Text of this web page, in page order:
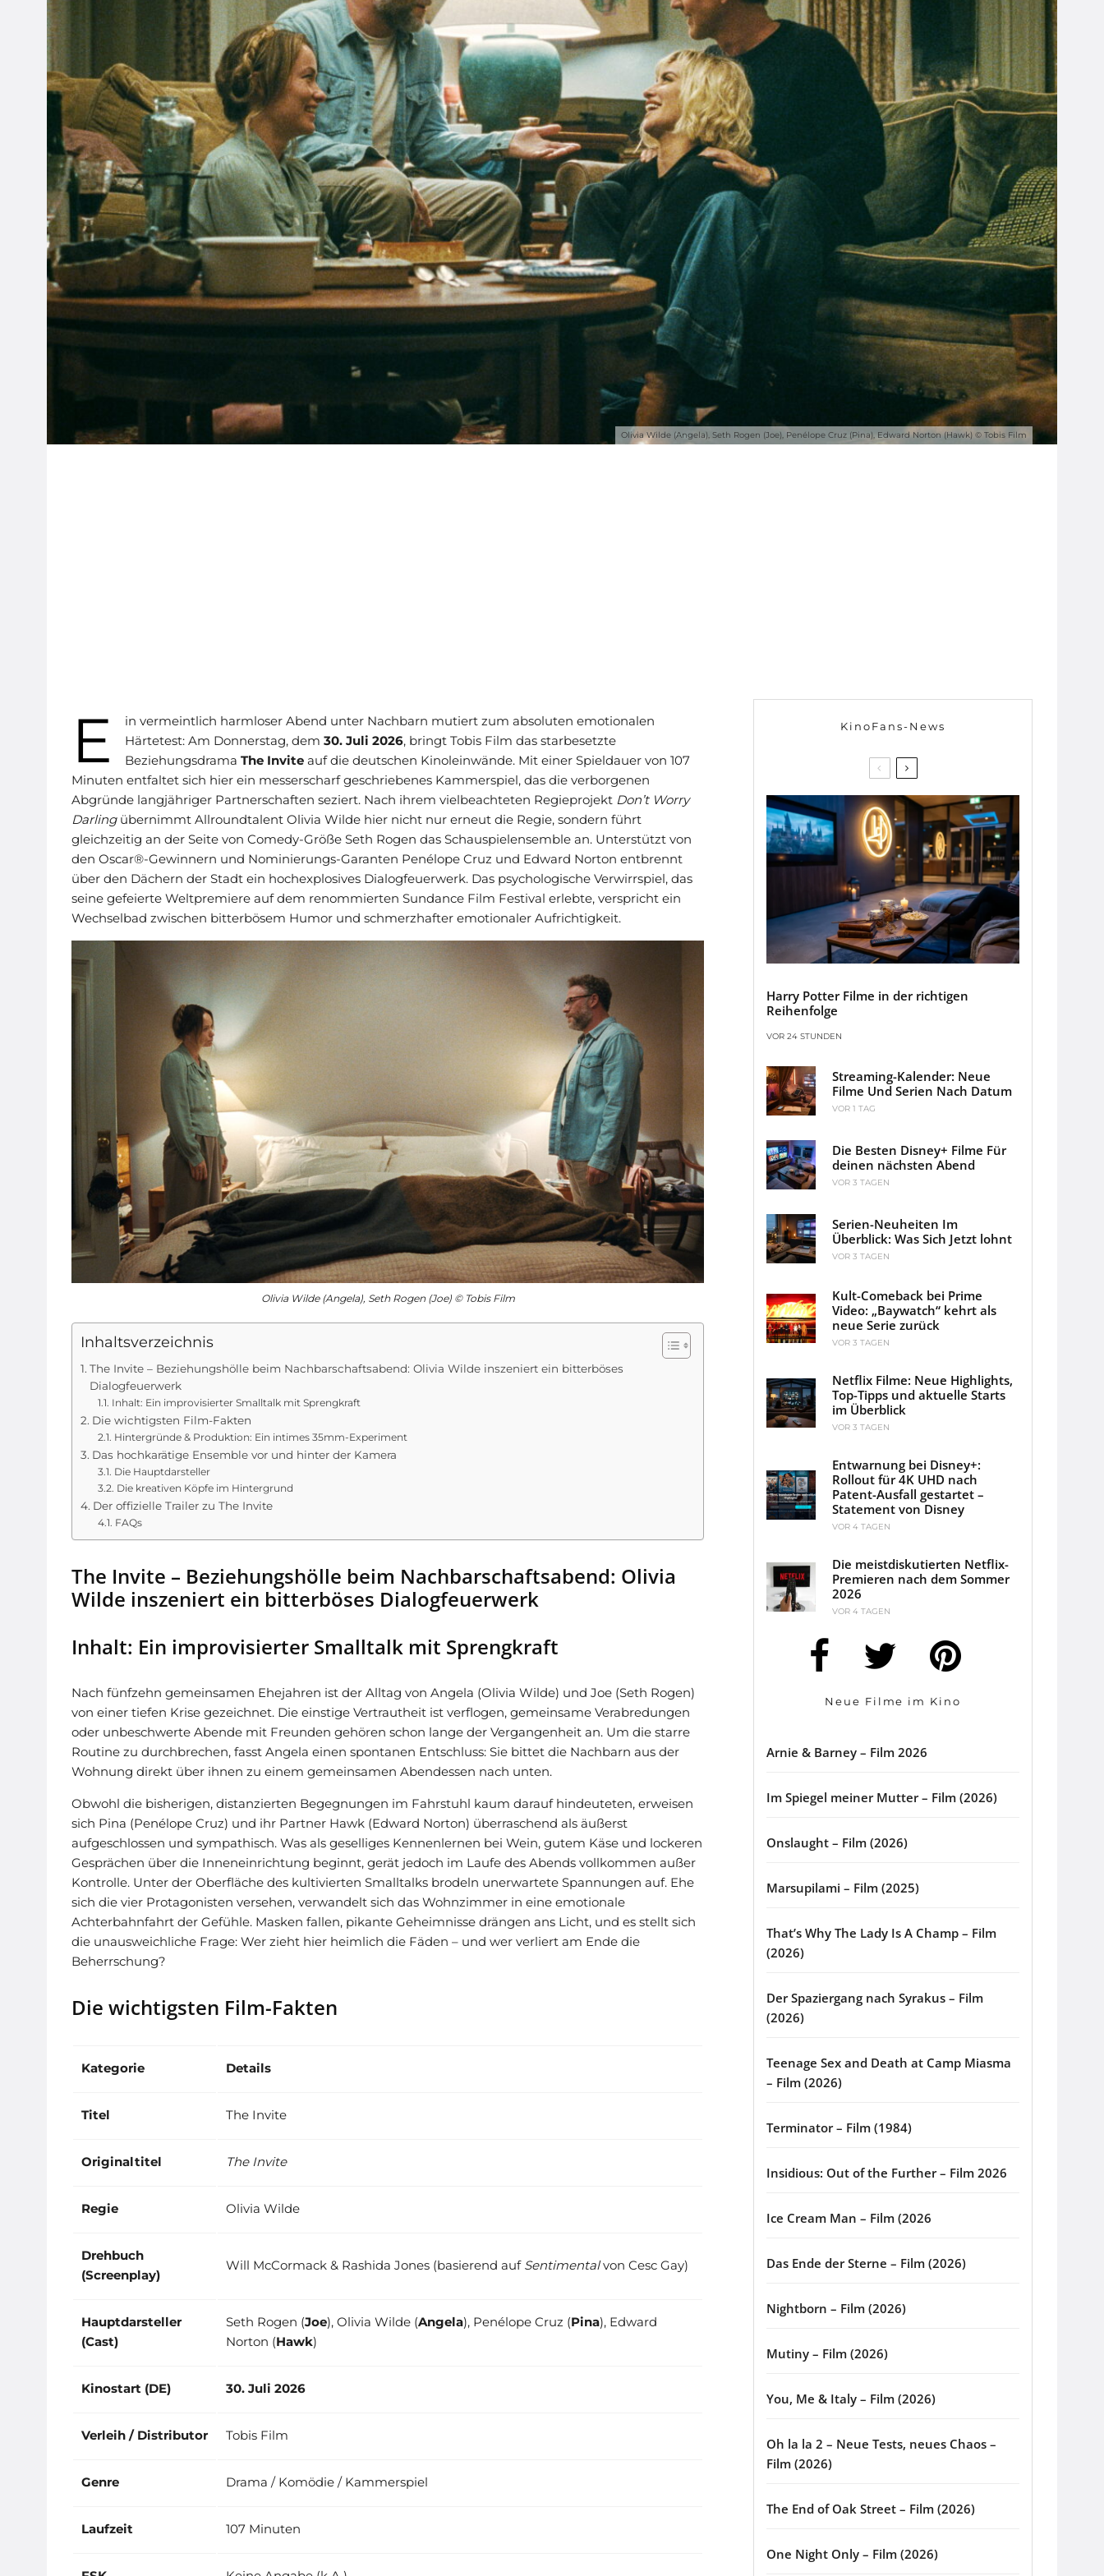
Olivia Wilde (Angela), Seth Rogen (Joe), Penélope Cruz (Pina), Edward Norton (Hawk) © Tobis Film
E
in vermeintlich harmloser Abend unter Nachbarn mutiert zum absoluten emotionalen
Härtetest: Am Donnerstag, dem 30. Juli 2026, bringt Tobis Film das starbesetzte
Beziehungsdrama The Invite auf die deutschen Kinoleinwände. Mit einer Spieldauer von 107
Minuten entfaltet sich hier ein messerscharf geschriebenes Kammerspiel, das die verborgenen
Abgründe langjähriger Partnerschaften seziert. Nach ihrem vielbeachteten Regieprojekt Don’t Worry
Darlingübernimmt Allroundtalent Olivia Wilde hier nicht nur erneut die Regie, sondern führt
gleichzeitig an der Seite von Comedy-Größe Seth Rogen das Schauspielensemble an. Unterstützt von
den Oscar®-Gewinnern und Nominierungs-Garanten Penélope Cruz und Edward Norton entbrennt
über den Dächern der Stadt ein hochexplosives Dialogfeuerwerk. Das psychologische Verwirrspiel, das
seine gefeierte Weltpremiere auf dem renommierten Sundance Film Festival erlebte, verspricht ein
Wechselbad zwischen bitterbösem Humor und schmerzhafter emotionaler Aufrichtigkeit.
Olivia Wilde (Angela), Seth Rogen (Joe) © Tobis Film
Inhaltsverzeichnis
The Invite – Beziehungshölle beim Nachbarschaftsabend: Olivia Wilde inszeniert ein bitterböses
Dialogfeuerwerk
Inhalt: Ein improvisierter Smalltalk mit Sprengkraft
Die wichtigsten Film-Fakten
Hintergründe & Produktion: Ein intimes 35mm-Experiment
Das hochkarätige Ensemble vor und hinter der Kamera
Die Hauptdarsteller
Die kreativen Köpfe im Hintergrund
Der offizielle Trailer zu The Invite
FAQs
The Invite – Beziehungshölle beim Nachbarschaftsabend: Olivia
Wilde inszeniert ein bitterböses Dialogfeuerwerk
Inhalt: Ein improvisierter Smalltalk mit Sprengkraft
Nach fünfzehn gemeinsamen Ehejahren ist der Alltag von Angela (Olivia Wilde) und Joe (Seth Rogen)
von einer tiefen Krise gezeichnet. Die einstige Vertrautheit ist verflogen, gemeinsame Verabredungen
oder unbeschwerte Abende mit Freunden gehören schon lange der Vergangenheit an. Um die starre
Routine zu durchbrechen, fasst Angela einen spontanen Entschluss: Sie bittet die Nachbarn aus der
Wohnung direkt über ihnen zu einem gemeinsamen Abendessen nach unten.
Obwohl die bisherigen, distanzierten Begegnungen im Fahrstuhl kaum darauf hindeuteten, erweisen
sich Pina (Penélope Cruz) und ihr Partner Hawk (Edward Norton) überraschend als äußerst
aufgeschlossen und sympathisch. Was als geselliges Kennenlernen bei Wein, gutem Käse und lockeren
Gesprächen über die Inneneinrichtung beginnt, gerät jedoch im Laufe des Abends vollkommen außer
Kontrolle. Unter der Oberfläche des kultivierten Smalltalks brodeln unerwartete Spannungen auf. Ehe
sich die vier Protagonisten versehen, verwandelt sich das Wohnzimmer in eine emotionale
Achterbahnfahrt der Gefühle. Masken fallen, pikante Geheimnisse drängen ans Licht, und es stellt sich
die unausweichliche Frage: Wer zieht hier heimlich die Fäden – und wer verliert am Ende die
Beherrschung?
Die wichtigsten Film-Fakten
Kategorie Details
Titel The Invite
Originaltitel The Invite
Regie Olivia Wilde
Drehbuch
(Screenplay)
Will McCormack & Rashida Jones (basierend auf Sentimentalvon Cesc Gay)
Hauptdarsteller
(Cast)
Seth Rogen (Joe), Olivia Wilde (Angela), Penélope Cruz (Pina), Edward
Norton (Hawk)
Kinostart (DE) 30. Juli 2026
Verleih / Distributor Tobis Film
Genre Drama / Komödie / Kammerspiel
Laufzeit 107 Minuten
KinoFans-News
Harry Potter Filme in der richtigen
Reihenfolge
VOR 24 STUNDEN
Streaming-Kalender: Neue
Filme Und Serien Nach Datum
VOR 1 TAG
Die Besten Disney+ Filme Für
deinen nächsten Abend
VOR 3 TAGEN
Serien-Neuheiten Im
Überblick: Was Sich Jetzt lohnt
VOR 3 TAGEN
Kult-Comeback bei Prime
Video: „Baywatch“ kehrt als
neue Serie zurück
VOR 3 TAGEN
Netflix Filme: Neue Highlights,
Top-Tipps und aktuelle Starts
im Überblick
VOR 3 TAGEN
Entwarnung bei Disney+:
Rollout für 4K UHD nach
Patent-Ausfall gestartet –
Statement von Disney
VOR 4 TAGEN
Die meistdiskutierten Netflix-
Premieren nach dem Sommer
2026
VOR 4 TAGEN
Neue Filme im Kino
Arnie & Barney – Film 2026
Im Spiegel meiner Mutter – Film (2026)
Onslaught – Film (2026)
Marsupilami – Film (2025)
That’s Why The Lady Is A Champ – Film
(2026)
Der Spaziergang nach Syrakus – Film
(2026)
Teenage Sex and Death at Camp Miasma
– Film (2026)
Terminator – Film (1984)
Insidious: Out of the Further – Film 2026
Ice Cream Man – Film (2026
Das Ende der Sterne – Film (2026)
Nightborn – Film (2026)
Mutiny – Film (2026)
You, Me & Italy – Film (2026)
Oh la la 2 – Neue Tests, neues Chaos –
Film (2026)
The End of Oak Street – Film (2026)
One Night Only – Film (2026)